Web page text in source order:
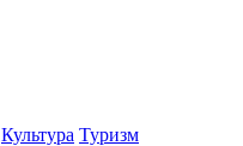
Культура Туризм